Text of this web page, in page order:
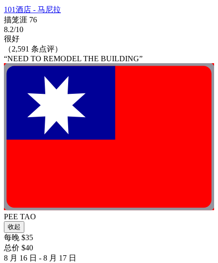
101酒店 - 马尼拉
描笼涯 76
8.2/10
很好
（2,591 条点评）
“NEED TO REMODEL THE BUILDING”
PEE TAO
收起
每晚 $35
总价 $40
8 月 16 日 - 8 月 17 日